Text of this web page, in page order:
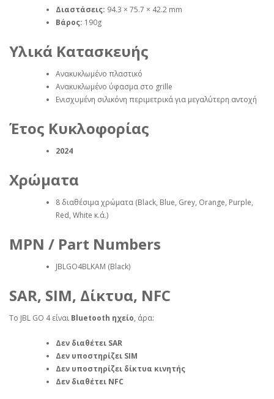
Διαστάσεις: 94.3 × 75.7 × 42.2 mm
Βάρος: 190g
Υλικά Κατασκευής
Ανακυκλωμένο πλαστικό
Ανακυκλωμένο ύφασμα στο grille
Ενισχυμένη σιλικόνη περιμετρικά για μεγαλύτερη αντοχή
Έτος Κυκλοφορίας
2024
Χρώματα
8 διαθέσιμα χρώματα (Black, Blue, Grey, Orange, Purple,
Red, White κ.ά.)
MPN / Part Numbers
JBLGO4BLKAM (Black)
SAR, SIM, Δίκτυα, NFC
Το JBL GO 4 είναι Bluetooth ηχείο, άρα:
Δεν διαθέτει SAR
Δεν υποστηρίζει SIM
Δεν υποστηρίζει δίκτυα κινητής
Δεν διαθέτει NFC